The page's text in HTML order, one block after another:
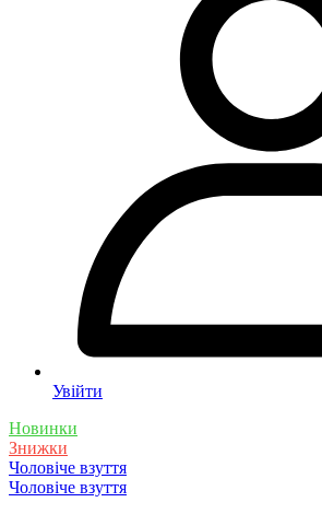
Увійти
Новинки
Знижки
Чоловіче взуття
Чоловіче взуття